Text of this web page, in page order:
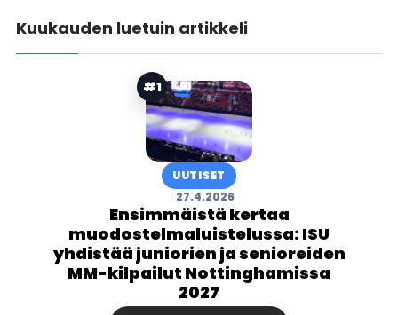
Kuukauden luetuin artikkeli
#1
UUTISET
27.4.2026
Ensimmäistä kertaa
muodostelmaluistelussa: ISU
yhdistää juniorien ja senioreiden
MM-kilpailut Nottinghamissa
2027